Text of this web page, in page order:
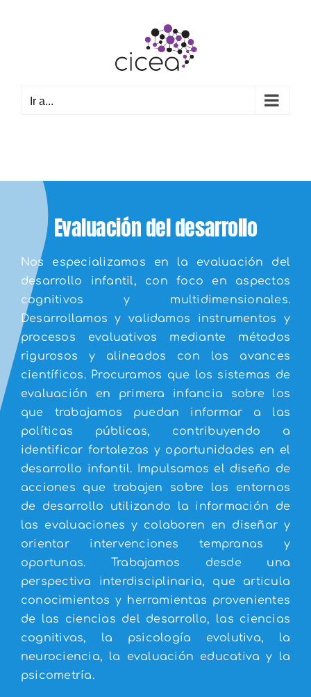
Ir a...
Evaluación del desarrollo
Nos especializamos en la evaluación del
desarrollo infantil, con foco en aspectos
cognitivos y multidimensionales.
Desarrollamos y validamos instrumentos y
procesos evaluativos mediante métodos
rigurosos y alineados con los avances
científicos. Procuramos que los sistemas de
evaluación en primera infancia sobre los
que trabajamos puedan informar a las
políticas públicas, contribuyendo a
identificar fortalezas y oportunidades en el
desarrollo infantil. Impulsamos el diseño de
acciones que trabajen sobre los entornos
de desarrollo utilizando la información de
las evaluaciones y colaboren en diseñar y
orientar intervenciones tempranas y
oportunas. Trabajamos desde una
perspectiva interdisciplinaria, que articula
conocimientos y herramientas provenientes
de las ciencias del desarrollo, las ciencias
cognitivas, la psicología evolutiva, la
neurociencia, la evaluación educativa y la
psicometría.